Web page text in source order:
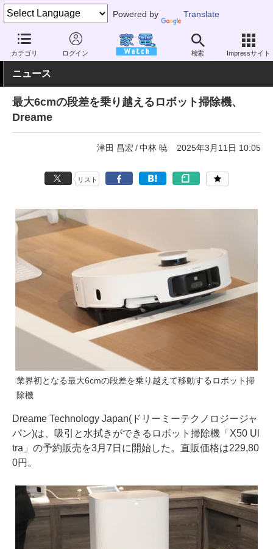
Powered by Translate
カテゴリ ログイン 検索 Impressサイト
家電 Watch 生活家電 掃除機 ロボット掃除機
ニュース
最大6cmの段差を乗り越えるロボット掃除機、
Dreame
津田 昌宏 中林 暁 2025年3月11日 10:05
リスト
業界初となる最大6cmの段差を乗り越えて移動するロボット掃
除機
Dreame Technology Japan(ドリーミーテクノロジージャ
パン)は、吸引と水拭きができるロボット掃除機「X50 Ul
tra」の予約販売を3月7日に開始した。直販価格は229,80
0円。